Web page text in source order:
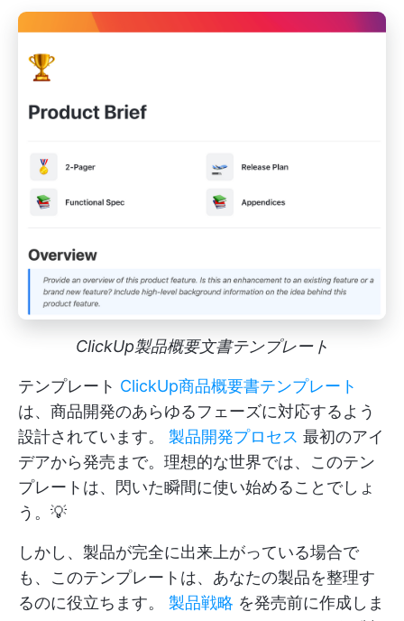
ClickUp製品概要文書テンプレート
テンプレート ClickUp商品概要書テンプレート
は、商品開発のあらゆるフェーズに対応するよう
設計されています。 製品開発プロセス 最初のアイ
デアから発売まで。理想的な世界では、このテン
プレートは、閃いた瞬間に使い始めることでしょ
う。💡
しかし、製品が完全に出来上がっている場合で
も、このテンプレートは、あなたの製品を整理す
るのに役立ちます。 製品戦略 を発売前に作成しま